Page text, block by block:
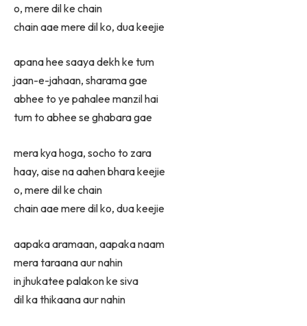
o, mere dil ke chain
chain aae mere dil ko, dua keejie
apana hee saaya dekh ke tum
jaan-e-jahaan, sharama gae
abhee to ye pahalee manzil hai
tum to abhee se ghabara gae
mera kya hoga, socho to zara
haay, aise na aahen bhara keejie
o, mere dil ke chain
chain aae mere dil ko, dua keejie
aapaka aramaan, aapaka naam
mera taraana aur nahin
in jhukatee palakon ke siva
dil ka thikaana aur nahin